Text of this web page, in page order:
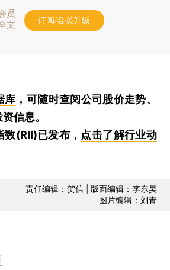
员
文
订阅/会员升级
库 ，可随时查阅公司股价走势、
信息。
(RII)已发布， 点击了解行业动
责任编辑：贺信 | 版面编辑：李东昊
图片编辑：刘青